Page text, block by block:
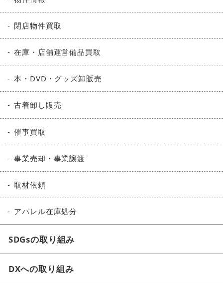
閉店物件買取
在庫・店舗運営備品買取
本・DVD・グッズ卸販売
古着卸し販売
催事買取
事業売却・事業譲渡
取材依頼
アパレル在庫処分
SDGsの取り組み
DXへの取り組み